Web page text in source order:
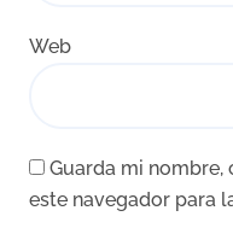
Web
Guarda mi
este navegador para